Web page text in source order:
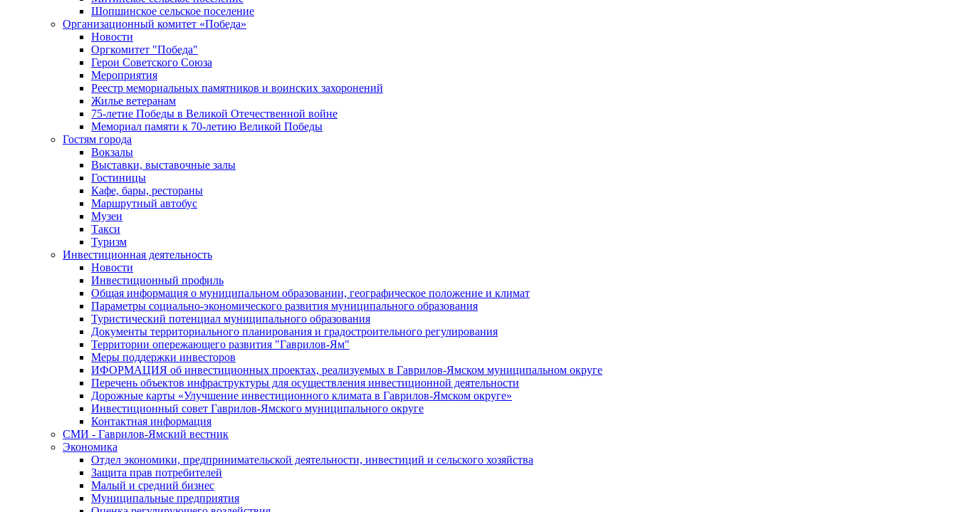
Шопшинское сельское поселение
Организационный комитет «Победа»
Новости
Оргкомитет "Победа"
Герои Советского Союза
Мероприятия
Реестр мемориальных памятников и воинских захоронений
Жилье ветеранам
75-летие Победы в Великой Отечественной войне
Мемориал памяти к 70-летию Великой Победы
Гостям города
Вокзалы
Выставки, выставочные залы
Гостиницы
Кафе, бары, рестораны
Маршрутный автобус
Музеи
Такси
Туризм
Инвестиционная деятельность
Новости
Инвестиционный профиль
Общая информация о муниципальном образовании, географическое положение и климат
Параметры социально-экономического развития муниципального образования
Туристический потенциал муниципального образования
Документы территориального планирования и градостроительного регулирования
Территории опережающего развития "Гаврилов-Ям"
Меры поддержки инвесторов
ИФОРМАЦИЯ об инвестиционных проектах, реализуемых в Гаврилов-Ямском муниципальном округе
Перечень объектов инфраструктуры для осуществления инвестиционной деятельности
Дорожные карты «Улучшение инвестиционного климата в Гаврилов-Ямском округе»
Инвестиционный совет Гаврилов-Ямского муниципального округе
Контактная информация
СМИ - Гаврилов-Ямский вестник
Экономика
Отдел экономики, предпринимательской деятельности, инвестиций и сельского хозяйства
Защита прав потребителей
Малый и средний бизнес
Муниципальные предприятия